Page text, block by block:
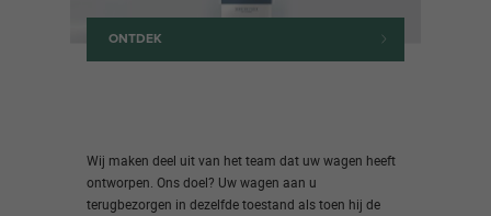
ONTDEK
Wij maken deel uit van het team dat uw wagen heeft
ontworpen. Ons doel? Uw wagen aan u
terugbezorgen in dezelfde toestand als toen hij de